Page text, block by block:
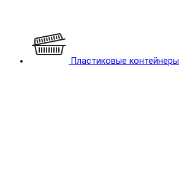
Пластиковые контейнеры